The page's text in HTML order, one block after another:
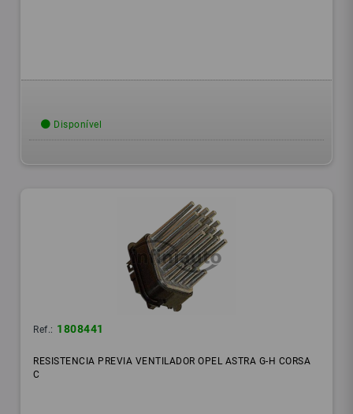
Disponível
Ref.: 1808441
RESISTENCIA PREVIA VENTILADOR OPEL ASTRA G-H CORSA
C